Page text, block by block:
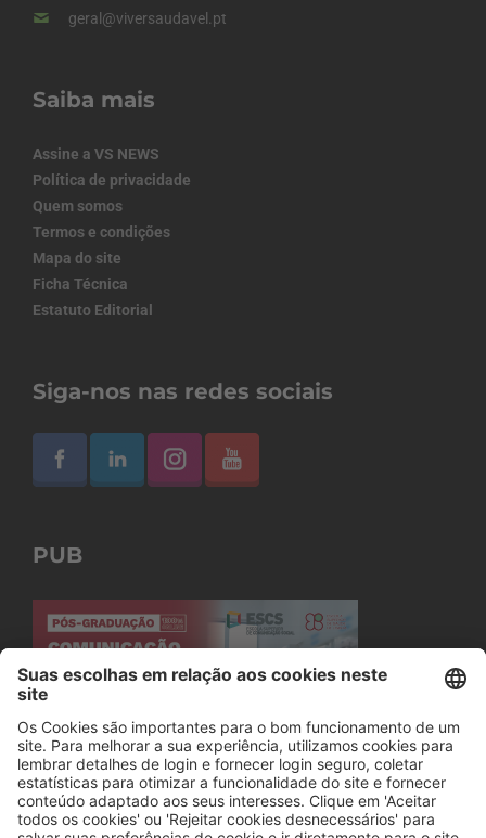
geral@viversaudavel.pt
Saiba mais
Assine a VS NEWS
Política de privacidade
Quem somos
Termos e condições
Mapa do site
Ficha Técnica
Estatuto Editorial
Siga-nos nas redes sociais
PUB